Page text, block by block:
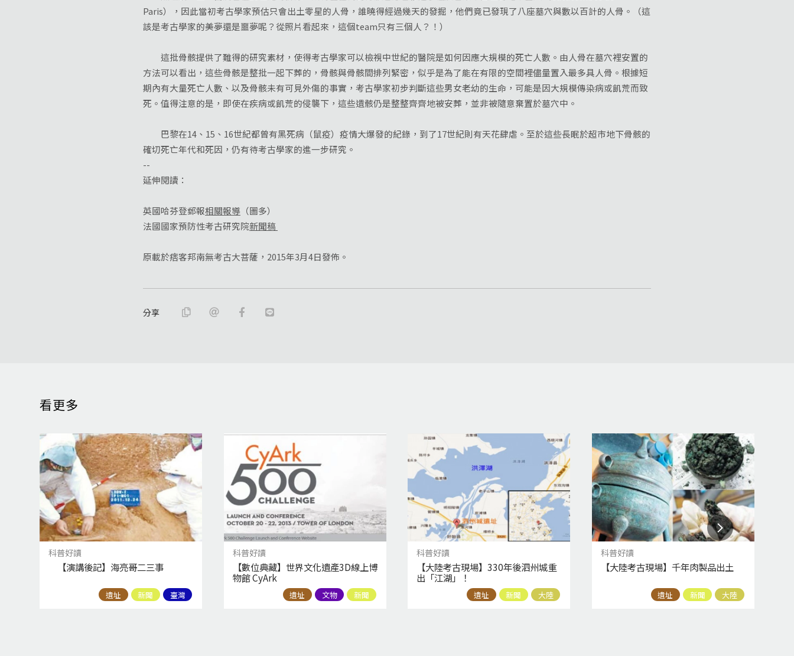
Paris），因此當初考古學家預估只會出土零星的人骨，誰曉得經過幾天的發掘，他們竟已發現了八座墓穴與數以百計的人骨。（這
該是考古學家的美夢還是噩夢呢？從照片看起來，這個team只有三個人？！）
這批骨骸提供了難得的研究素材，使得考古學家可以檢視中世紀的醫院是如何因應大規模的死亡人數。由人骨在墓穴裡安置的
方法可以看出，這些骨骸是整批一起下葬的，骨骸與骨骸間排列緊密，似乎是為了能在有限的空間裡儘量置入最多具人骨。根據短
期內有大量死亡人數、以及骨骸未有可見外傷的事實，考古學家初步判斷這些男女老幼的生命，可能是因大規模傳染病或飢荒而致
死。值得注意的是，即使在疾病或飢荒的侵襲下，這些遺骸仍是整整齊齊地被安葬，並非被隨意棄置於墓穴中。
巴黎在14、15、16世紀都曾有黑死病（鼠疫）疫情大爆發的紀錄，到了17世紀則有天花肆虐。至於這些長眠於超市地下骨骸的
確切死亡年代和死因，仍有待考古學家的進一步研究。
--
延伸閱讀：
英國哈芬登郵報相關報導 （圖多）
法國國家預防性考古研究院新聞稿
原載於痞客邦南無考古大菩薩，2015年3月4日發佈。
分享
看更多
科普好讀
【演講後記】海亮哥二三事
遺址 新聞 臺灣
科普好讀
【數位典藏】世界文化遺產3D線上博
物館 CyArk
遺址 文物 新聞
科普好讀
【大陸考古現場】330年後泗州城重
出「江湖」！
遺址 新聞 大陸
科普好讀
【大陸考古現場】千年肉製品出土
遺址 新聞 大陸